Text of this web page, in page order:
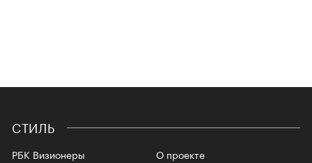
СТИЛЬ
РБК Визионеры
О проекте